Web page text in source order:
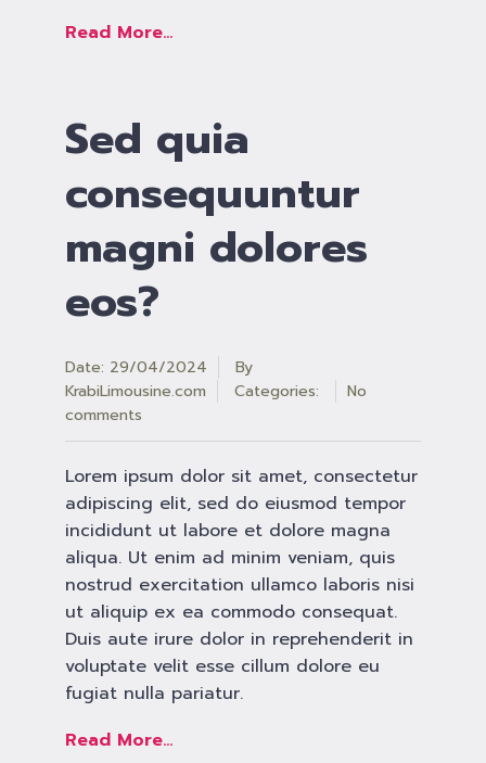
Read More...
Sed quia
consequuntur
magni dolores
eos?
Date: 29/04/2024
By
KrabiLimousine.com
Categories:
No
comments
Lorem ipsum dolor sit amet, consectetur
adipiscing elit, sed do eiusmod tempor
incididunt ut labore et dolore magna
aliqua. Ut enim ad minim veniam, quis
nostrud exercitation ullamco laboris nisi
ut aliquip ex ea commodo consequat.
Duis aute irure dolor in reprehenderit in
voluptate velit esse cillum dolore eu
fugiat nulla pariatur.
Read More...